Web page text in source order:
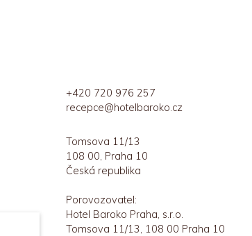
+420 720 976 257
recepce@hotelbaroko.cz
Tomsova 11/13
108 00, Praha 10
Česká republika
Porovozovatel:
Hotel Baroko Praha, s.r.o.
Tomsova 11/13, 108 00 Praha 10